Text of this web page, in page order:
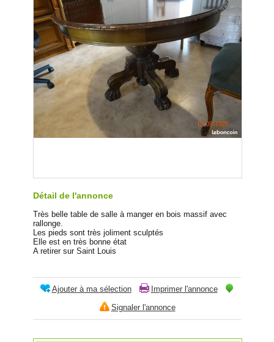
Détail de l'annonce
Très belle table de salle à manger en bois massif avec
rallonge.
Les pieds sont très joliment sculptés
Elle est en très bonne état
A retirer sur Saint Louis
Ajouter à ma sélection
Imprimer l'annonce
Signaler l'annonce